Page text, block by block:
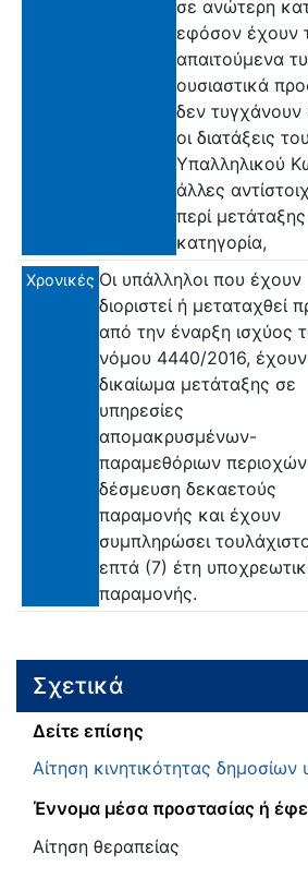
σε ανώτερη
εφόσον έχουν
απαιτούμενα
ουσιαστικά
δεν
οι διατάξεις του
Υπαλληλικού
άλλες
περί
κατηγορία,
Χρονικές Οι υπάλληλοι που έχουν
διοριστεί ή μεταταχθεί
από την έναρξη ισχύος
νόμου 4440/2016, έχουν
δικαίωμα μετάταξης σε
υπηρεσίες
απομακρυσμένων-
παραμεθόριων
δέσμευση δεκαετούς
παραμονής και έχουν
συμπληρώσει
επτά (7) έτη
παραμονής.
Σχετικά
Δείτε επίσης
Αίτηση κινητικότητας
Έννομα μέσα προστασίας ή
Αίτηση θεραπείας